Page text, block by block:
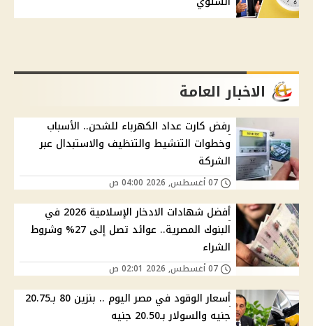
الاخبار العامة
رفض كارت عداد الكهرباء للشحن.. الأسباب
وخطوات التنشيط والتنظيف والاستبدال عبر
الشركة
أفضل شهادات الادخار الإسلامية 2026 في
البنوك المصرية.. عوائد تصل إلى 27% وشروط
الشراء
أسعار الوقود في مصر اليوم .. بنزين 80 بـ20.75
جنيه والسولار بـ20.50 جنيه